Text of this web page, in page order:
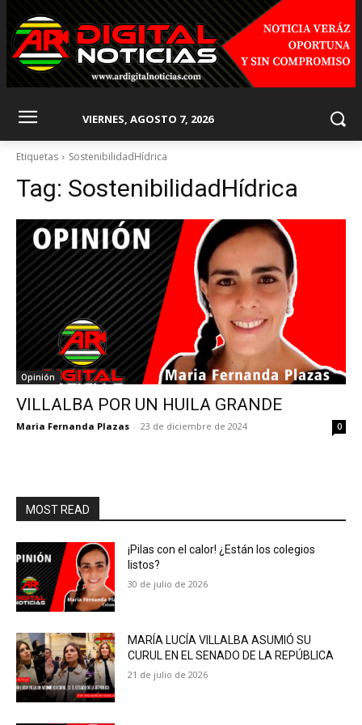
VIERNES, AGOSTO 7, 2026
Etiquetas SostenibilidadHídrica
Tag: SostenibilidadHídrica
Opinión
VILLALBA POR UN HUILA GRANDE
Maria Fernanda Plazas - 23 de diciembre de 2024 0
MOST READ
¡Pilas con el calor! ¿Están los colegios
listos?
30 de julio de 2026
MARÍA LUCÍA VILLALBA ASUMIÓ SU
CURUL EN EL SENADO DE LA REPÚBLICA
21 de julio de 2026